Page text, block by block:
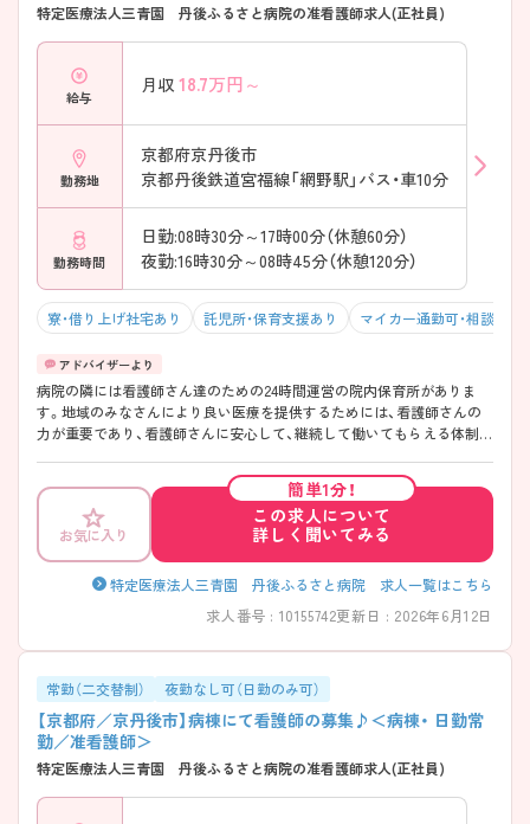
特定医療法人三青園 丹後ふるさと病院の准看護師求人(正社員)
給与
月収 18.7万円～
勤務地
京都府京丹後市
京都丹後鉄道宮福線「網野駅」バス・車10分
勤務時間
日勤:08時30分～17時00分（休憩60分）
夜勤:16時30分～08時45分（休憩120分）
寮・借り上げ社宅あり 託児所・保育支援あり マイカー通勤可・相談可
病院の隣には看護師さん達のための24時間運営の院内保育所がありま
す。地域のみなさんにより良い医療を提供するためには、看護師さんの
力が重要であり、看護師さんに安心して、継続して働いてもらえる体制づ
す。子育て中の方の働き方に合わせて融通を利かせてくださるので、み
なさん安心して働かれていらっしゃいます♪ 福利厚生も充実していて
働きやすいので、少しでも気になる方はお気軽にご相談ください♪より
詳しくご説明させていただきます♪
お気に入り
簡単1分！
この求人について
詳しく聞いてみる
特定医療法人三青園 丹後ふるさと病院 求人一覧はこちら
求人番号 : 10155742更新日 : 2026年6月12日
常勤（二交替制） 夜勤なし可（日勤のみ可）
【京都府／京丹後市】病棟にて看護師の募集♪＜病棟・ 日勤常
勤／准看護師＞
特定医療法人三青園 丹後ふるさと病院の准看護師求人(正社員)